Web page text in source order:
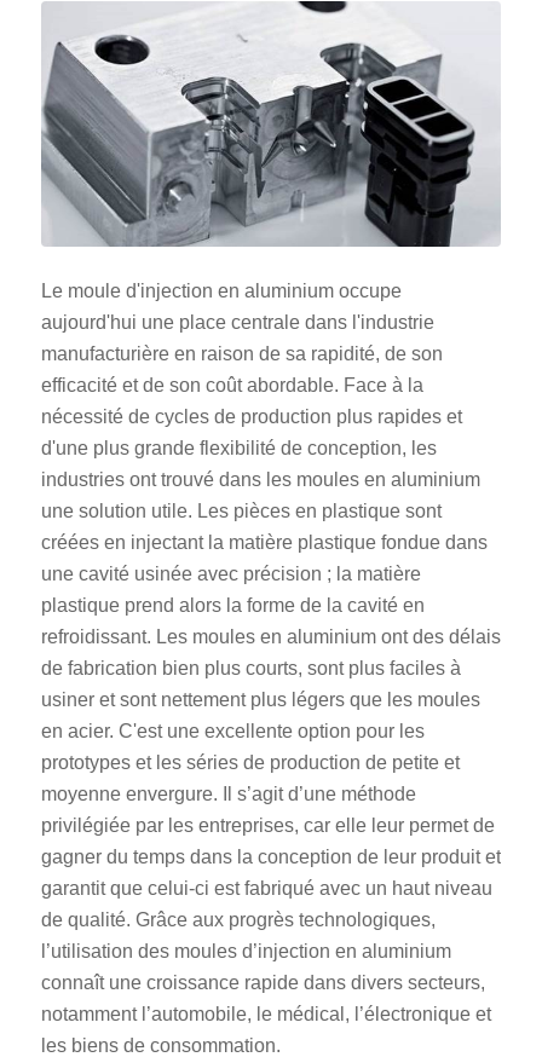
Le moule d'injection en aluminium occupe
aujourd'hui une place centrale dans l'industrie
manufacturière en raison de sa rapidité, de son
efficacité et de son coût abordable. Face à la
nécessité de cycles de production plus rapides et
d'une plus grande flexibilité de conception, les
industries ont trouvé dans les moules en aluminium
une solution utile. Les pièces en plastique sont
créées en injectant la matière plastique fondue dans
une cavité usinée avec précision ; la matière
plastique prend alors la forme de la cavité en
refroidissant. Les moules en aluminium ont des délais
de fabrication bien plus courts, sont plus faciles à
usiner et sont nettement plus légers que les moules
en acier. C'est une excellente option pour les
prototypes et les séries de production de petite et
moyenne envergure. Il s’agit d’une méthode
privilégiée par les entreprises, car elle leur permet de
gagner du temps dans la conception de leur produit et
garantit que celui-ci est fabriqué avec un haut niveau
de qualité. Grâce aux progrès technologiques,
l’utilisation des moules d’injection en aluminium
connaît une croissance rapide dans divers secteurs,
notamment l’automobile, le médical, l’électronique et
les biens de consommation.